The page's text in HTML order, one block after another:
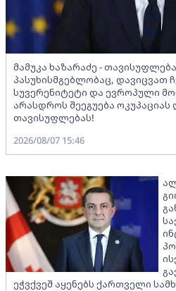
მამუკა ხაზარაძე -
პასუხისმგებლობაც, დავიცვათ
სუვერენიტეტი და ევროპული
არასდროს შეეგუება
თავისუფლებას!
2026/08/07 15:46
ეჭვქვეშ აყენებს ქართველი